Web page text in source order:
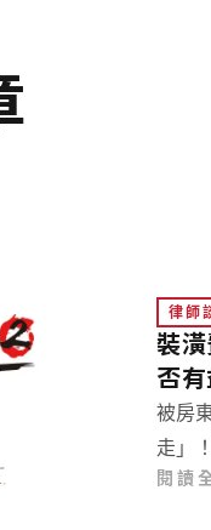
律師
裝
否有
被房
走」
閱讀